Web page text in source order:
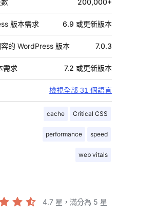
版本需求 6.9 或更新版本
的 WordPress 版本 7.0.3
需求 7.2 或更新版本
檢視全部 31 個語言
cache Critical CSS
performance speed
web vitals
4.7 星，滿分為 5 星